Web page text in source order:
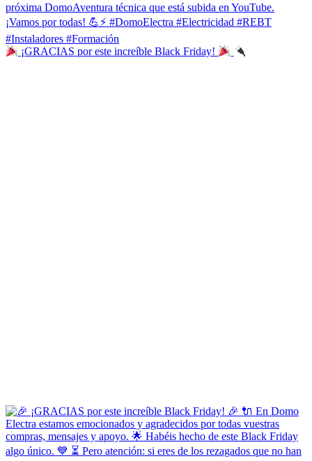
¡GRACIAS por este increíble Black Friday!